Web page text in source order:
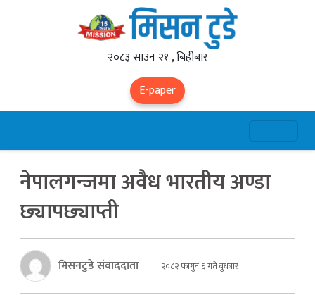
२०८३ साउन २१ , बिहीबार
E-paper
नेपालगन्जमा अवैध भारतीय अण्डा
छ्यापछ्याप्ती
मिसनटुडे संवाददाता २०८२ फागुन ६ गते बुधबार